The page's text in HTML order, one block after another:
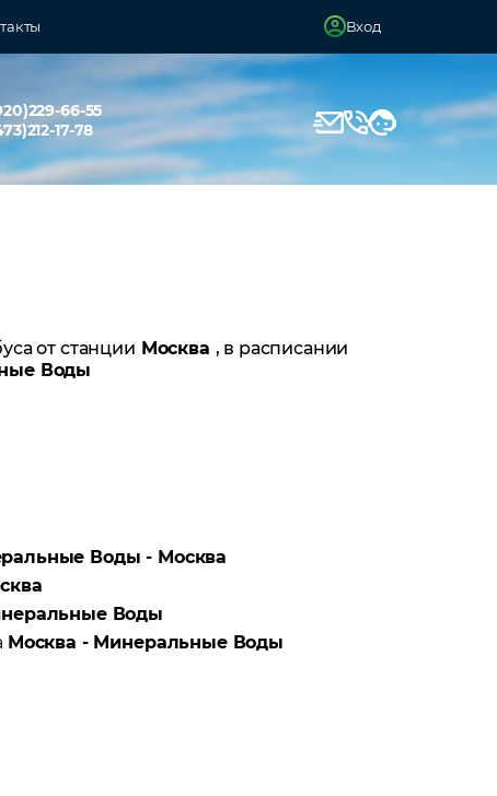
Вход
66-55
17-78
от станции Москва , в расписании
Воды
Воды - Москва
Воды
Москва - Минеральные Воды